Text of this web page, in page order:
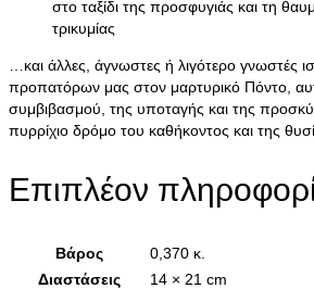
στο ταξίδι της προσφυγιάς και τη
τρικυμίας
…και άλλες, άγνωστες ή λιγότερο γνωστές
προπατόρων μας στον μαρτυρικό Πόντο,
συμβιβασμού, της υποταγής και της
πυρρίχιο δρόμο του καθήκοντος και της
Επιπλέον
Βάρος
0,370 κ.
Διαστάσεις
14 × 21 cm